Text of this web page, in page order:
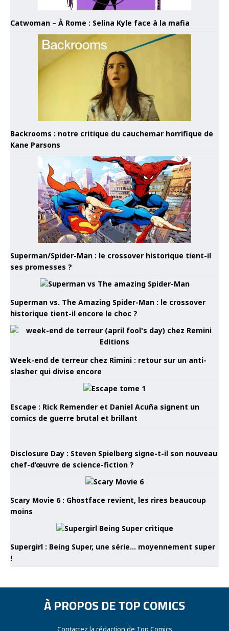
Catwoman – À Rome : Selina Kyle face à la mafia
Backrooms : notre critique du cauchemar horrifique de
Kane Parsons
Superman/Spider-Man : le crossover historique tient-il
ses promesses ?
Superman vs. The Amazing Spider-Man : le crossover
historique tient-il encore le choc ?
Week-end de terreur chez Rimini : retour sur un anti-
slasher qui divise encore
Escape : Rick Remender et Daniel Acuña signent un
comics de guerre brutal et brillant
Disclosure Day : Steven Spielberg signe-t-il son nouveau
chef-d’œuvre de science-fiction ?
Scary Movie 6 : Ghostface revient, les rires beaucoup
moins
Supergirl : Being Super, une série… moyennement super
!
À PROPOS DE TOP COMICS
Contactez la rédaction de Top Comics